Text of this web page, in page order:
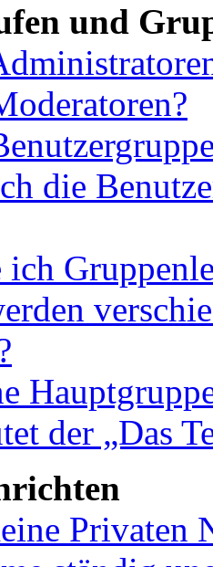
und
die
ich
der „Das
Privaten